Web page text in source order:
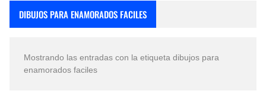
DIBUJOS PARA ENAMORADOS FACILES
Mostrando las entradas con la etiqueta dibujos para
enamorados faciles